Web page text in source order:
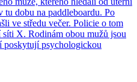
dobu na paddleboardu. Po
ve středu večer. Policie o tom
X. Rodinám obou mužů jsou
psychologickou